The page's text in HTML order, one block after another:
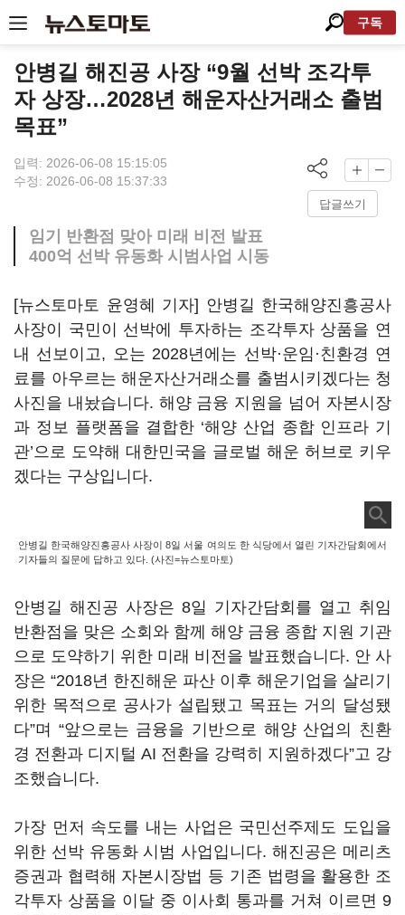
구독
안병길 해진공 사장 “9월 선박 조각투
자 상장…2028년 해운자산거래소 출범
목표”
입력: 2026-06-08 15:15:05
수정: 2026-06-08 15:37:33
답글쓰기
임기 반환점 맞아 미래 비전 발표
400억 선박 유동화 시범사업 시동
[뉴스토마토 윤영혜 기자] 안병길 한국해양진흥공사
사장이 국민이 선박에 투자하는 조각투자 상품을 연
내 선보이고, 오는 2028년에는 선박·운임·친환경 연
료를 아우르는 해운자산거래소를 출범시키겠다는 청
사진을 내놨습니다. 해양 금융 지원을 넘어 자본시장
과 정보 플랫폼을 결합한 ‘해양 산업 종합 인프라 기
관’으로 도약해 대한민국을 글로벌 해운 허브로 키우
겠다는 구상입니다.
안병길 한국해양진흥공사 사장이 8일 서울 여의도 한 식당에서 열린 기자간담회에서
기자들의 질문에 답하고 있다. (사진=뉴스토마토)
안병길 해진공 사장은 8일 기자간담회를 열고 취임
반환점을 맞은 소회와 함께 해양 금융 종합 지원 기관
으로 도약하기 위한 미래 비전을 발표했습니다. 안 사
장은 “2018년 한진해운 파산 이후 해운기업을 살리기
위한 목적으로 공사가 설립됐고 목표는 거의 달성됐
다”며 “앞으로는 금융을 기반으로 해양 산업의 친환
경 전환과 디지털 AI 전환을 강력히 지원하겠다”고 강
조했습니다.
가장 먼저 속도를 내는 사업은 국민선주제도 도입을
위한 선박 유동화 시범 사업입니다. 해진공은 메리츠
증권과 협력해 자본시장법 등 기존 법령을 활용한 조
각투자 상품을 이달 중 이사회 통과를 거쳐 이르면 9